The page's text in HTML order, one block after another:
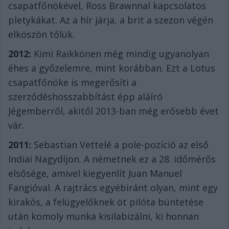
csapatfőnökével, Ross Brawnnal kapcsolatos
pletykákat. Az a hír járja, a brit a szezon végén
elköszön tőlük.
2012: Kimi Raikkönen még mindig ugyanolyan
éhes a győzelemre, mint korábban. Ezt a Lotus
csapatfőnöke is megerősíti a
szerződéshosszabbítást épp aláíró
Jégemberről, akitől 2013-ban még erősebb évet
vár.
2011: Sebastian Vettelé a pole-pozíció az első
Indiai Nagydíjon. A németnek ez a 28. időmérős
elsősége, amivel kiegyenlít Juan Manuel
Fangióval. A rajtrács egyébiránt olyan, mint egy
kirakós, a felügyelőknek öt pilóta büntetése
után komoly munka kisilabizálni, ki honnan